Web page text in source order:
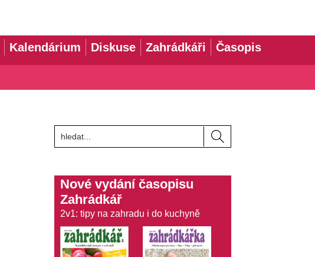
Kalendárium Diskuse Zahrádkáři Časopis
Nové vydání časopisu
Zahrádkář
2v1: tipy na zahradu i do kuchyně